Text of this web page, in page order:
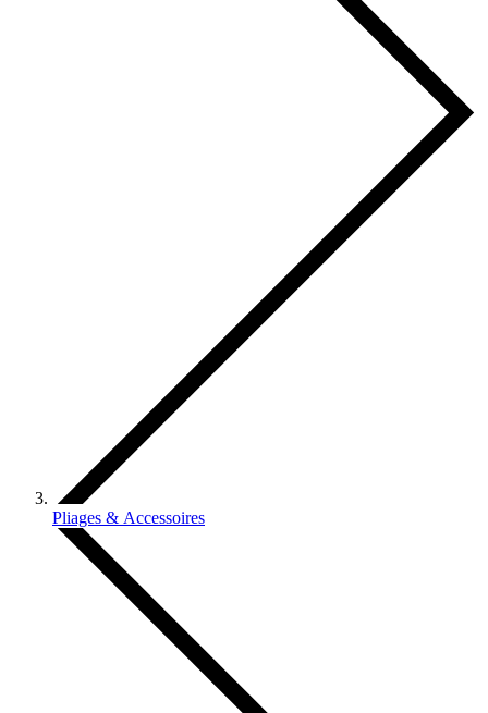
Pliages & Accessoires